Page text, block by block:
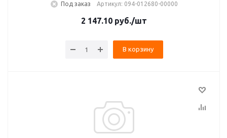
Под заказ Артикул: 094-012680-00000
2 147.10 руб./шт
В корзину